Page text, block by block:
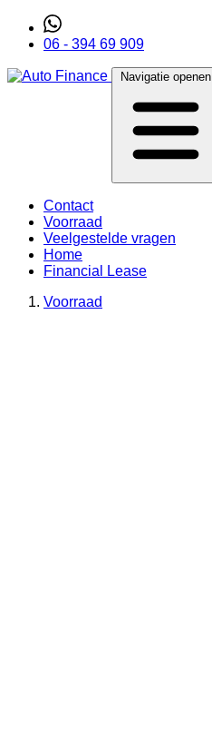
06 - 394 69 909
Navigatie openen
Contact
Voorraad
Veelgestelde vragen
Home
Financial Lease
Voorraad